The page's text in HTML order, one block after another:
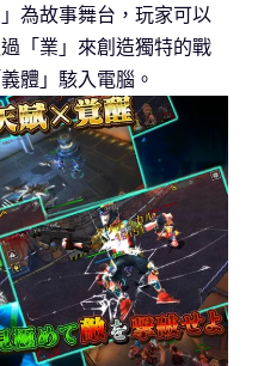
為故事舞台，玩家可以
「業」來創造獨特的戰
體」駭入電腦。